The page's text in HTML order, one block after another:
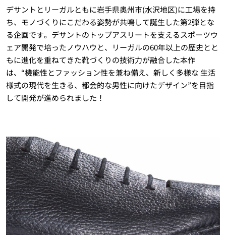
デサントとリーガルともに岩手県奥州市(水沢地区)に工場を持
ち、モノづくりにこだわる姿勢が共鳴して誕生した第2弾とな
る企画です。デサントのトップアスリートを支えるスポーツウ
ェア開発で培ったノウハウと、リーガルの60年以上の歴史とと
もに進化を重ねてきた靴づくりの技術力が融合した本作
は、“機能性とファッション性を兼ね備え、新しく多様な 生活
様式の現代を生きる、都会的な男性に向けたデザイン”を目指
して開発が進められました！